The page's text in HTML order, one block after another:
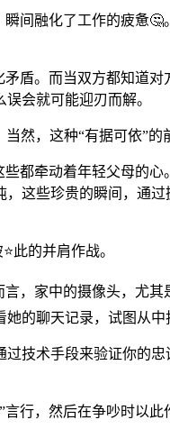
间融化了工作的疲惫🤔
盾。而当双方都知道
会就可能迎刃而解。
然，这种“有据可依”的
都牵动着年轻父母的
这些珍贵的瞬间，通
此的并肩作战。
，家中的摄像头，尤
的聊天记录，试图从中
技术手段来验证你的
行，然后在争吵时以